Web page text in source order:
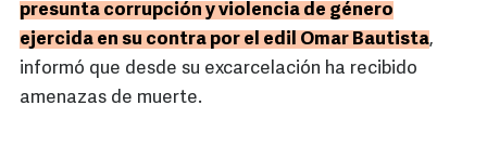
presunta corrupción y violencia de género
ejercida en su contra por el edil Omar Bautista,
informó que desde su excarcelación ha recibido
amenazas de muerte.